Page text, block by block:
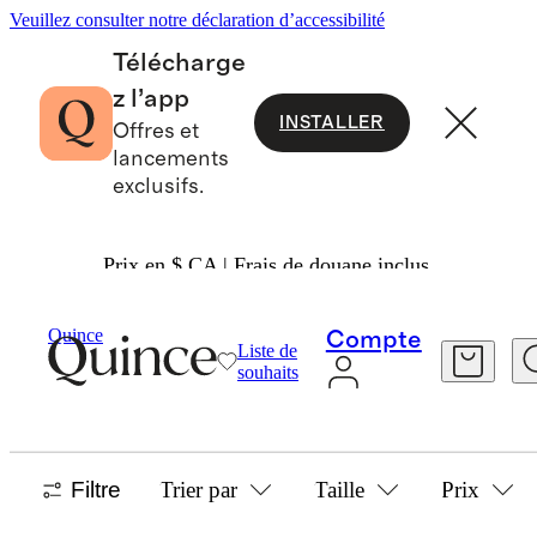
Veuillez consulter notre déclaration d’accessibilité
Télécharge
z l’app
Offres et
lancements
exclusifs.
INSTALLER
Prix en $ CA | Frais de douane inclus.
Quince
Liste de
souhaits
Compte
Accueil Neutral Textured Rugs
NEUTRAL TEXTURED RUGS
Filtre Trier par Taille Prix